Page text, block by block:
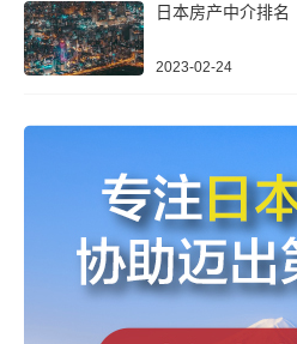
日本房产中介排名
2023-02-24